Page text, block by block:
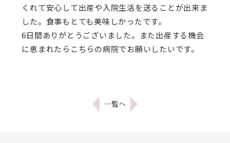
くれて安心して出産や入院生活を送ることが出来ま
した。食事もとても美味しかったです。
6日間ありがとうございました。また出産する機会
に恵まれたらこちらの病院でお願いしたいです。
一覧へ